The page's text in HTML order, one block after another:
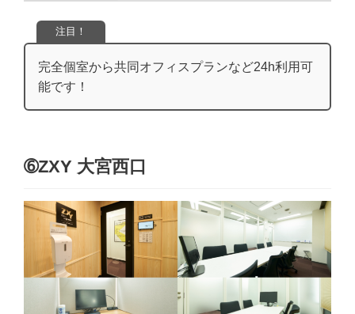
注目！
完全個室から共同オフィスプランなど24h利用可
能です！
➅ZXY 大宮西口